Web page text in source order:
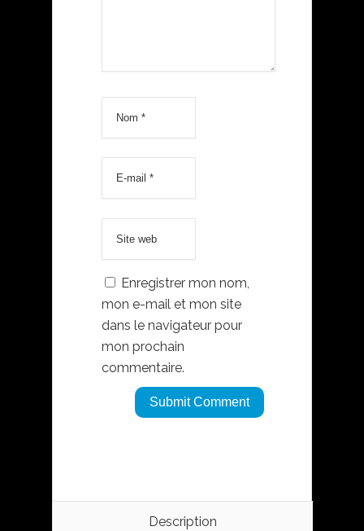
Enregistrer mon nom,
mon e-mail et mon site
dans le navigateur pour
mon prochain
commentaire.
Description